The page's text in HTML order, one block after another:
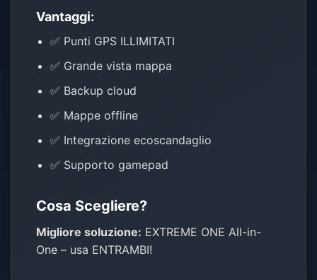
Vantaggi:
✅ Punti GPS ILLIMITATI
✅ Grande vista mappa
✅ Backup cloud
✅ Mappe offline
✅ Integrazione ecoscandaglio
✅ Supporto gamepad
Cosa Scegliere?
Migliore soluzione: EXTREME ONE All-in-
One – usa ENTRAMBI!